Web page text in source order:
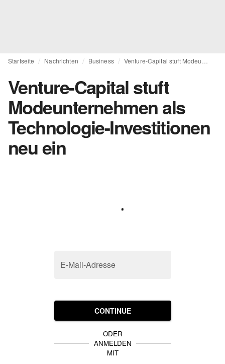
Startseite Nachrichten Business
Venture-Capital stuft
Modeunternehmen als
Technologie-Investitionen
neu ein
E-Mail-Adresse
CONTINUE
ODER
ANMELDEN
MIT